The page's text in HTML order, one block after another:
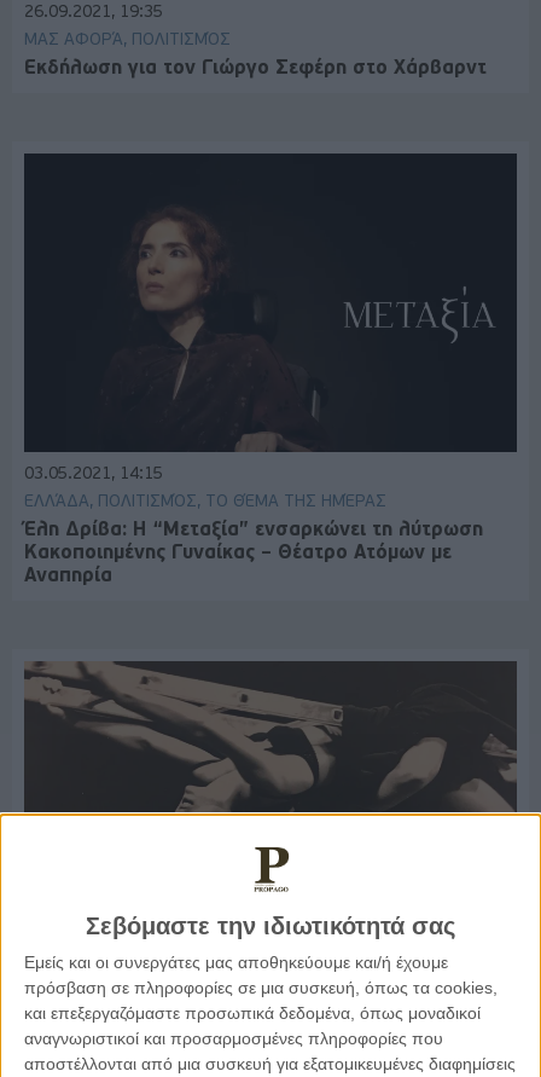
Σεβόμαστε την ιδιωτικότητά σας
Εμείς και οι συνεργάτες μας αποθηκεύουμε και/ή έχουμε
πρόσβαση σε πληροφορίες σε μια συσκευή, όπως τα cookies,
και επεξεργαζόμαστε προσωπικά δεδομένα, όπως μοναδικοί
αναγνωριστικοί και προσαρμοσμένες πληροφορίες που
αποστέλλονται από μια συσκευή για εξατομικευμένες διαφημίσεις
26.09.2021, 19:35
ΜΑΣ ΑΦΟΡΆ, ΠΟΛΙΤΙΣΜΌΣ
Εκδήλωση για τον Γιώργο Σεφέρη στο Χάρβαρντ
03.05.2021, 14:15
ΕΛΛΆΔΑ, ΠΟΛΙΤΙΣΜΌΣ, ΤΟ ΘΈΜΑ ΤΗΣ ΗΜΈΡΑΣ
Έλη Δρίβα: Η “Μεταξία” ενσαρκώνει τη λύτρωση
Κακοποιημένης Γυναίκας – Θέατρο Ατόμων με
Αναπηρία
26.04.2021, 8:31
ΠΑΡΕΜΒΆΣΕΙΣ, ΠΟΛΙΤΙΣΜΌΣ, ΤΟ ΘΈΜΑ ΤΗΣ ΗΜΈΡΑΣ
Ο θλιμμένος χορός της… εξαναγκασμένης ακινησίας